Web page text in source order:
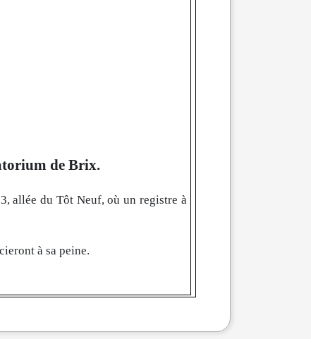
de Brix.
allée du Tôt Neuf, où un registre à
à sa peine.